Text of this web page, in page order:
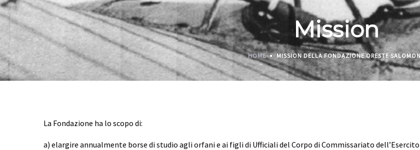
Mission
HOME MISSION DELLA FONDAZIONE ORESTE
La Fondazione ha lo scopo di:
a) elargire annualmente borse di studio agli orfani e ai figli di Ufficiali del Corpo di Commissariato